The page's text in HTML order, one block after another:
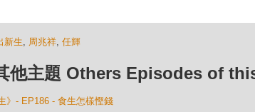
新生, 周兆祥, 任輝
他主題 Others Episodes of
》- EP186 - 食生怎樣慳錢